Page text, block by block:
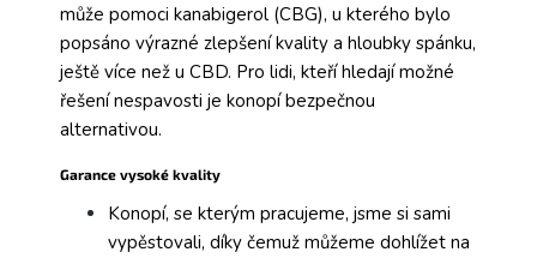
může pomoci kanabigerol (CBG), u kterého bylo
popsáno výrazné zlepšení kvality a hloubky spánku,
ještě více než u CBD. Pro lidi, kteří hledají možné
řešení nespavosti je konopí bezpečnou
alternativou.
Garance vysoké kvality
Konopí, se kterým pracujeme, jsme si sami
vypěstovali, díky čemuž můžeme dohlížet na